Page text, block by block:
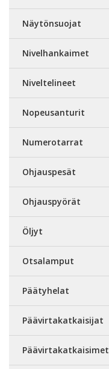
Näytönsuojat
Nivelhankaimet
Niveltelineet
Nopeusanturit
Numerotarrat
Ohjauspesät
Ohjauspyörät
Öljyt
Otsalamput
Päätyhelat
Päävirtakatkaisijat
Päävirtakatkaisimet